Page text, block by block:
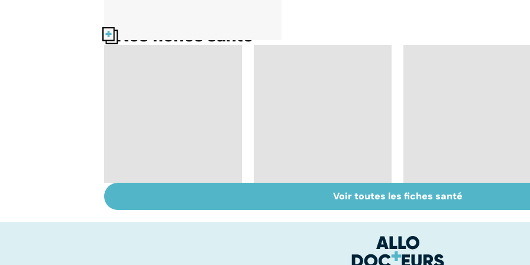
Nos fiches santé
complexe
Anémie : symptômes,
causes et
Exostose osseuse :
des bosses sous la
Voir toutes les fiches santé